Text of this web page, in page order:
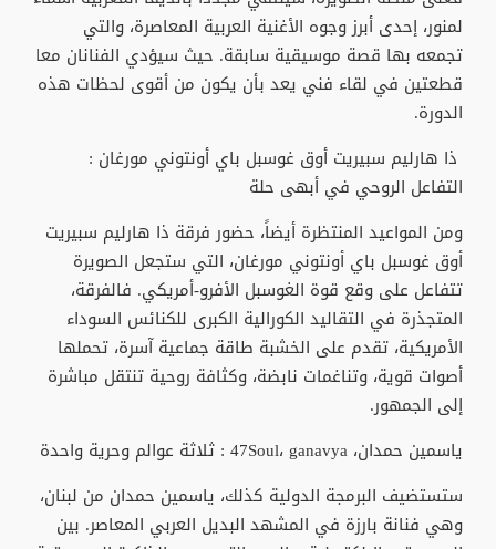
لمنور، إحدى أبرز وجوه الأغنية العربية المعاصرة، والتي
تجمعه بها قصة موسيقية سابقة. حيث سيؤدي الفنانان معا
قطعتين في لقاء فني يعد بأن يكون من أقوى لحظات هذه
الدورة.
ذا هارليم سبيريت أوق غوسبل باي أونتوني مورغان :
التفاعل الروحي في أبهى حلة
ومن المواعيد المنتظرة أيضاً، حضور فرقة ذا هارليم سبيريت
أوق غوسبل باي أونتوني مورغان، التي ستجعل الصويرة
تتفاعل على وقع قوة الغوسبل الأفرو-أمريكي. فالفرقة،
المتجذرة في التقاليد الكورالية الكبرى للكنائس السوداء
الأمريكية، تقدم على الخشبة طاقة جماعية آسرة، تحملها
أصوات قوية، وتناغمات نابضة، وكثافة روحية تنتقل مباشرة
إلى الجمهور.
ياسمين حمدان، 47Soul، ganavya : ثلاثة عوالم وحرية واحدة
ستستضيف البرمجة الدولية كذلك، ياسمين حمدان من لبنان،
وهي فنانة بارزة في المشهد البديل العربي المعاصر. بين